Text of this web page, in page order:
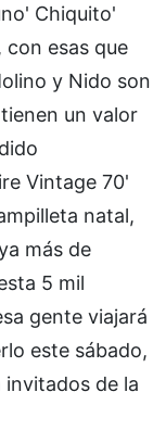
Chiquito'
esas que
y Nido son
un valor
Vintage 70'
natal,
más de
5 mil
gente viajará
este sábado,
invitados de la